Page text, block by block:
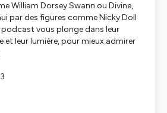
William Dorsey Swann ou Divine,
par des figures comme Nicky Doll
vous plonge dans leur
et leur lumière, pour mieux admirer